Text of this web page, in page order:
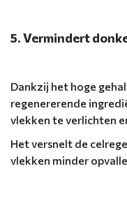
5. Vermindert
Dankzij het hoge
regenererende
vlekken te verlichten
Het versnelt de
vlekken minder